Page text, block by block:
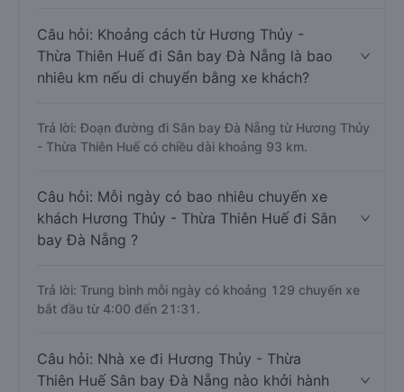
Câu hỏi: Khoảng cách từ Hương Thủy -
Thừa Thiên Huế đi Sân bay Đà Nẵng là bao
nhiêu km nếu di chuyển bằng xe khách?
Trả lời: Đoạn đường đi Sân bay Đà Nẵng từ Hương Thủy
- Thừa Thiên Huế có chiều dài khoảng 93 km.
Câu hỏi: Mỗi ngày có bao nhiêu chuyến xe
khách Hương Thủy - Thừa Thiên Huế đi Sân
bay Đà Nẵng ?
Trả lời: Trung bình mỗi ngày có khoảng 129 chuyến xe
bắt đầu từ 4:00 đến 21:31.
Câu hỏi: Nhà xe đi Hương Thủy - Thừa
Thiên Huế Sân bay Đà Nẵng nào khởi hành